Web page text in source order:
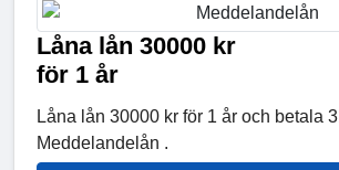
Låna lån 30000 kr
för 1 år
Låna lån 30000 kr för 1 år och betala
Meddelandelån .